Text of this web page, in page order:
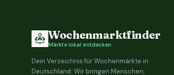
Wochenmarktfinder
Märkte lokal entdecken
Dein Verzeichnis für Wochenmärkte in
Deutschland. Wir bringen Menschen,